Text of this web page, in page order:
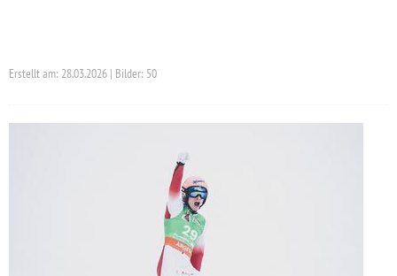
Erstellt am: 28.03.2026 | Bilder: 50